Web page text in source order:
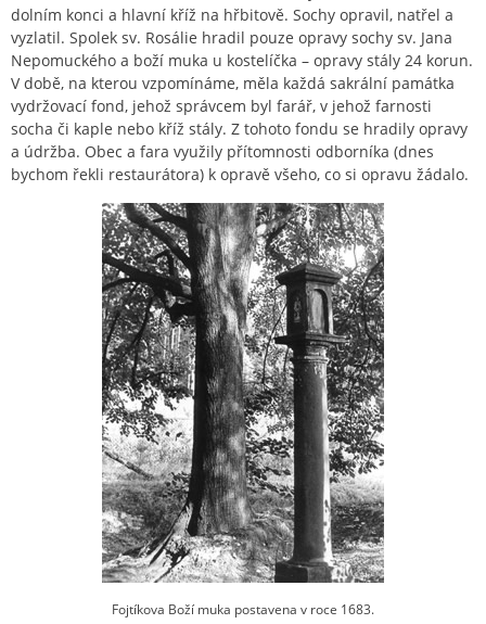
dolním konci a hlavní kříž na hřbitově. Sochy opravil, natřel a
vyzlatil. Spolek sv. Rosálie hradil pouze opravy sochy sv. Jana
Nepomuckého a boží muka u kostelíčka – opravy stály 24 korun.
V době, na kterou vzpomínáme, měla každá sakrální památka
vydržovací fond, jehož správcem byl farář, v jehož farnosti
socha či kaple nebo kříž stály. Z tohoto fondu se hradily opravy
a údržba. Obec a fara využily přítomnosti odborníka (dnes
bychom řekli restaurátora) k opravě všeho, co si opravu žádalo.
Fojtíkova Boží muka postavena v roce 1683.